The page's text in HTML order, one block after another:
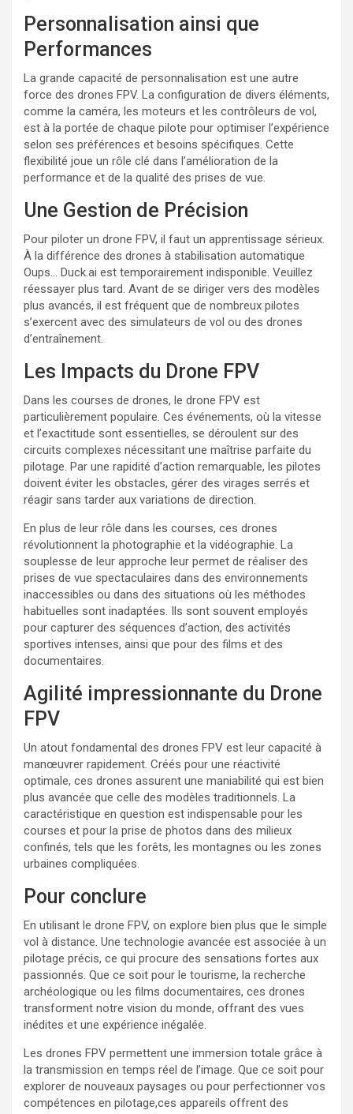
Personnalisation ainsi que
Performances
La grande capacité de personnalisation est une autre
force des drones FPV. La configuration de divers éléments,
comme la caméra, les moteurs et les contrôleurs de vol,
est à la portée de chaque pilote pour optimiser l’expérience
selon ses préférences et besoins spécifiques. Cette
flexibilité joue un rôle clé dans l’amélioration de la
performance et de la qualité des prises de vue.
Une Gestion de Précision
Pour piloter un drone FPV, il faut un apprentissage sérieux.
À la différence des drones à stabilisation automatique
Oups… Duck.ai est temporairement indisponible. Veuillez
réessayer plus tard. Avant de se diriger vers des modèles
plus avancés, il est fréquent que de nombreux pilotes
s’exercent avec des simulateurs de vol ou des drones
d’entraînement.
Les Impacts du Drone FPV
Dans les courses de drones, le drone FPV est
particulièrement populaire. Ces événements, où la vitesse
et l’exactitude sont essentielles, se déroulent sur des
circuits complexes nécessitant une maîtrise parfaite du
pilotage. Par une rapidité d’action remarquable, les pilotes
doivent éviter les obstacles, gérer des virages serrés et
réagir sans tarder aux variations de direction.
En plus de leur rôle dans les courses, ces drones
révolutionnent la photographie et la vidéographie. La
souplesse de leur approche leur permet de réaliser des
prises de vue spectaculaires dans des environnements
inaccessibles ou dans des situations où les méthodes
habituelles sont inadaptées. Ils sont souvent employés
pour capturer des séquences d’action, des activités
sportives intenses, ainsi que pour des films et des
documentaires.
Agilité impressionnante du Drone
FPV
Un atout fondamental des drones FPV est leur capacité à
manœuvrer rapidement. Créés pour une réactivité
optimale, ces drones assurent une maniabilité qui est bien
plus avancée que celle des modèles traditionnels. La
caractéristique en question est indispensable pour les
courses et pour la prise de photos dans des milieux
confinés, tels que les forêts, les montagnes ou les zones
urbaines compliquées.
Pour conclure
En utilisant le drone FPV, on explore bien plus que le simple
vol à distance. Une technologie avancée est associée à un
pilotage précis, ce qui procure des sensations fortes aux
passionnés. Que ce soit pour le tourisme, la recherche
archéologique ou les films documentaires, ces drones
transforment notre vision du monde, offrant des vues
inédites et une expérience inégalée.
Les drones FPV permettent une immersion totale grâce à
la transmission en temps réel de l’image. Que ce soit pour
explorer de nouveaux paysages ou pour perfectionner vos
compétences en pilotage,ces appareils offrent des